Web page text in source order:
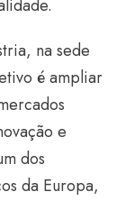
na sede
é ampliar
e
dos
da Europa,